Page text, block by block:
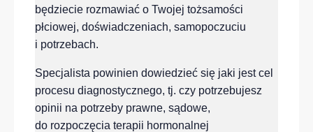
będziecie rozmawiać o Twojej tożsamości
płciowej, doświadczeniach, samopoczuciu
i potrzebach.
Specjalista powinien dowiedzieć się jaki jest cel
procesu diagnostycznego, tj. czy potrzebujesz
opinii na potrzeby prawne, sądowe,
do rozpoczęcia terapii hormonalnej